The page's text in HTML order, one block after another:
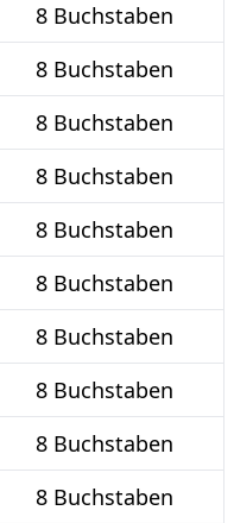
8 Buchstaben
8 Buchstaben
8 Buchstaben
8 Buchstaben
8 Buchstaben
8 Buchstaben
8 Buchstaben
8 Buchstaben
8 Buchstaben
8 Buchstaben